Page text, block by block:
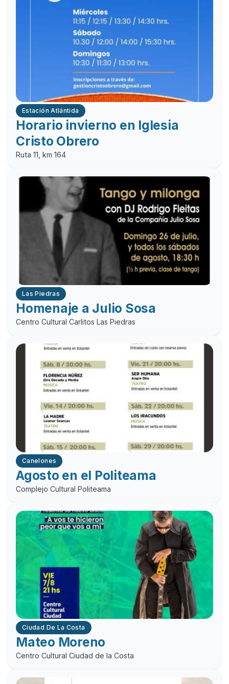
Estación Atlántida
Horario invierno en Iglesia
Cristo Obrero
Ruta 11, km 164
Las Piedras
Homenaje a Julio Sosa
Centro Cultural Carlitos Las Piedras
Canelones
Agosto en el Politeama
Complejo Cultural Politeama
Ciudad De La Costa
Mateo Moreno
Centro Cultural Ciudad de la Costa